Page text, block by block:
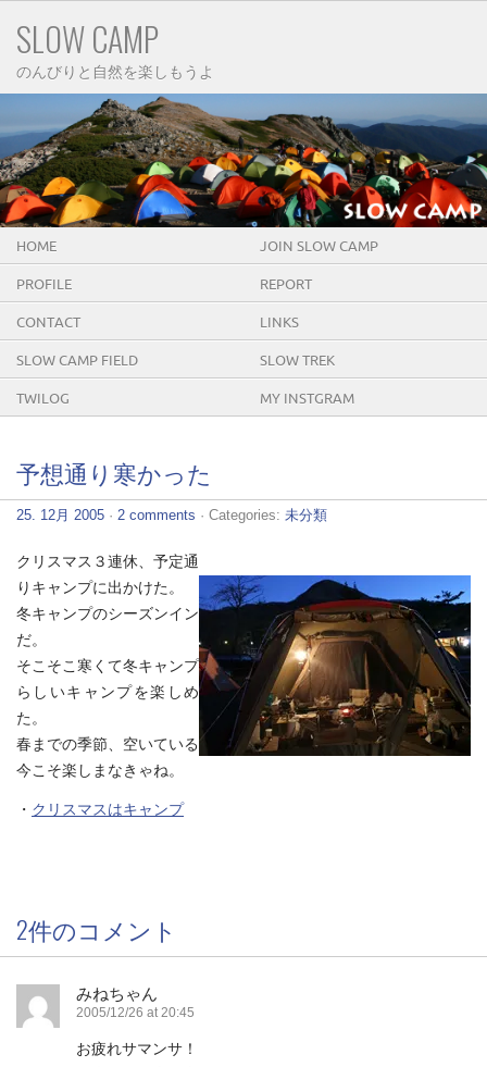
SLOW CAMP
のんびりと自然を楽しもうよ
HOME JOIN SLOW CAMP
PROFILE REPORT
CONTACT LINKS
SLOW CAMP FIELD SLOW TREK
TWILOG MY INSTGRAM
予想通り寒かった
25. 12月 2005 · 2 comments · Categories: 未分類
クリスマス３連休、予定通
りキャンプに出かけた。
冬キャンプのシーズンイン
だ。
そこそこ寒くて冬キャンプ
らしいキャンプを楽しめ
た。
春までの季節、空いている
今こそ楽しまなきゃね。
・ クリスマスはキャンプ
2件のコメント
みねちゃん
2005/12/26 at 20:45
お疲れサマンサ！